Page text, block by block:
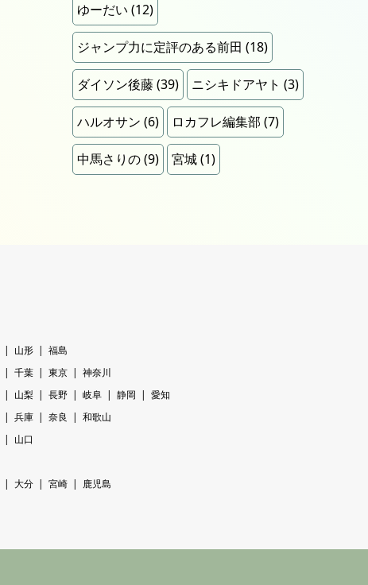
ゆーだい (12)
ジャンプ力に定評のある前田 (18)
ダイソン後藤(39) ニシキドアヤト (3)
ハルオサン (6) ロカフレ編集部 (7)
中馬さりの(9) 宮城(1)
山形
福島
千葉 東京
神奈川
山梨 長野 岐阜 静岡
愛知
兵庫 奈良
和歌山
山口
大分 宮崎
鹿児島